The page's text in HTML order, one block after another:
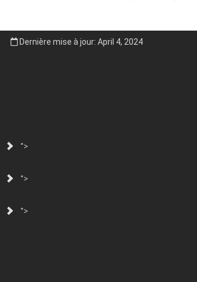
Dernière mise à jour: April 4, 2024
">
">
">